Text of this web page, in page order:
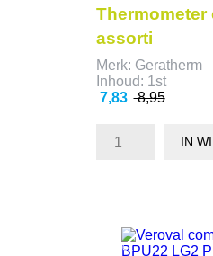
Thermometer
assorti
Merk: Geratherm
Inhoud: 1st
Prijs
7,83 Normale
8,95
IN
- 4,62